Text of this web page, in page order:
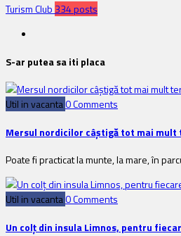
Turism Club 334 posts
S-ar putea sa iti placa
Util in vacanta0 Comments
Mersul nordicilor câștigă tot mai mult
Poate fi practicat la munte, la mare, în
Util in vacanta0 Comments
Un colț din insula Limnos, pentru